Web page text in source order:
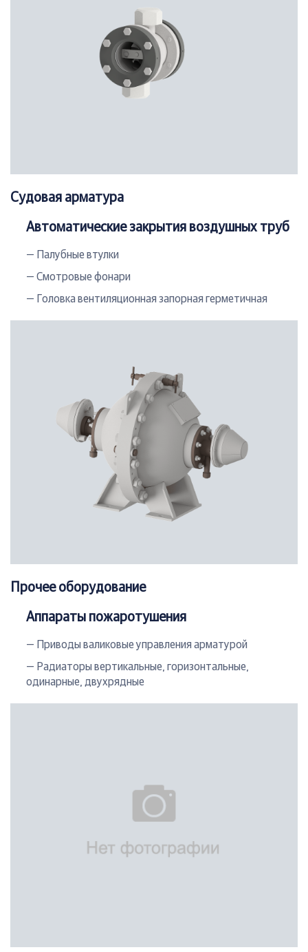
Судовая арматура
Автоматические закрытия воздушных труб
— Палубные втулки
— Смотровые фонари
— Головка вентиляционная запорная герметичная
Прочее оборудование
Аппараты пожаротушения
— Приводы валиковые управления арматурой
— Радиаторы вертикальные, горизонтальные,
одинарные, двухрядные